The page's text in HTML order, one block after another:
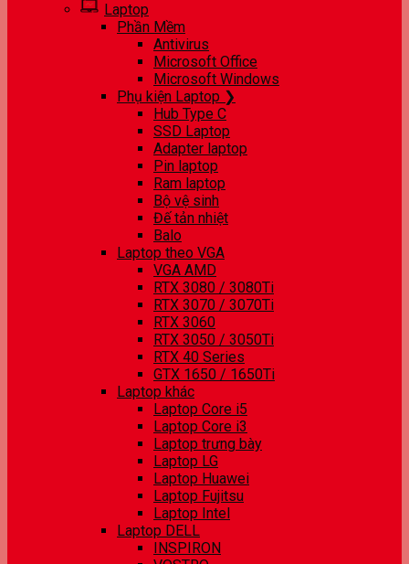
Laptop
Phần Mềm
Antivirus
Microsoft Office
Microsoft Windows
Phụ kiện Laptop ❯
Hub Type C
SSD Laptop
Adapter laptop
Pin laptop
Ram laptop
Bộ vệ sinh
Đế tản nhiệt
Balo
Laptop theo VGA
VGA AMD
RTX 3080 / 3080Ti
RTX 3070 / 3070Ti
RTX 3060
RTX 3050 / 3050Ti
RTX 40 Series
GTX 1650 / 1650Ti
Laptop khác
Laptop Core i5
Laptop Core i3
Laptop trưng bày
Laptop LG
Laptop Huawei
Laptop Fujitsu
Laptop Intel
Laptop DELL
INSPIRON